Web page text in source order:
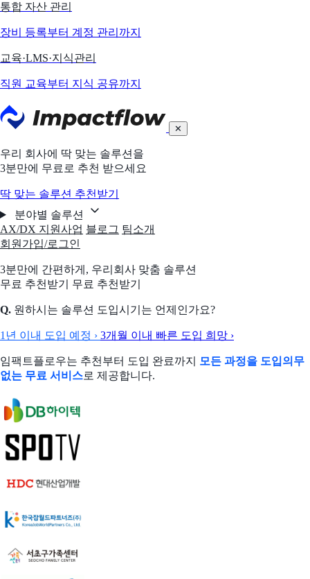
통합 자산 관리
장비 등록부터 계정 관리까지
교육·LMS·지식관리
직원 교육부터 지식 공유까지
✕
우리 회사에 딱 맞는 솔루션을
3분만에 무료로 추천 받으세요
딱 맞는 솔루션 추천받기
분야별 솔루션
AX/DX 지원사업 블로그 팀소개
회원가입/로그인
3분만에 간편하게, 우리회사 맞춤 솔루션
무료 추천받기
무료 추천받기
Q. 원하시는 솔루션 도입시기는 언제인가요?
1년 이내 도입 예정 › 3개월 이내 빠른 도입 희망 ›
임팩트플로우는 추천부터 도입 완료까지 모든 과정을 도입의무
없는 무료 서비스로 제공합니다.